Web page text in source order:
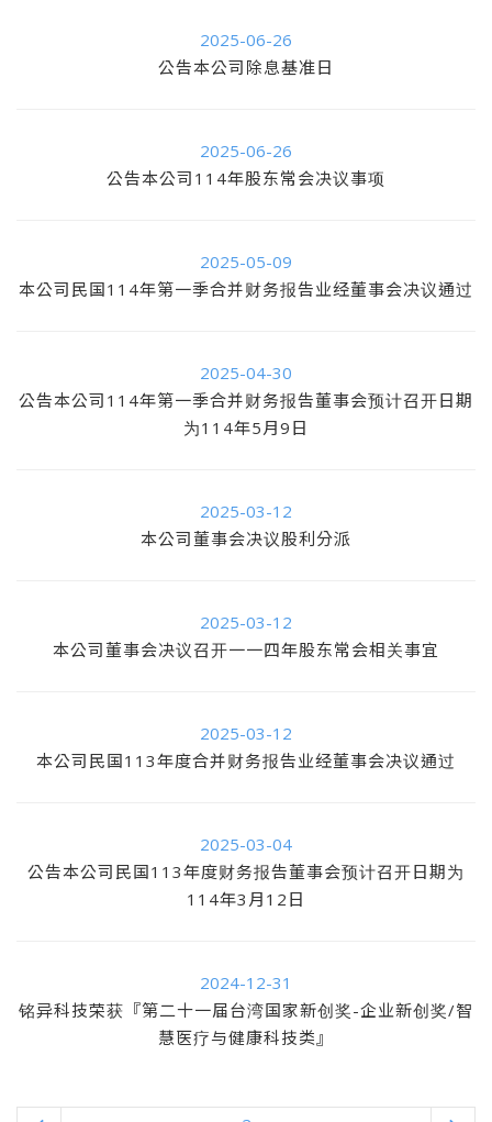
2025-06-26
公告本公司除息基准日
2025-06-26
公告本公司114年股东常会决议事项
2025-05-09
本公司民国114年第一季合并财务报告业经董事会决议通过
2025-04-30
公告本公司114年第一季合并财务报告董事会预计召开日期
为114年5月9日
2025-03-12
本公司董事会决议股利分派
2025-03-12
本公司董事会决议召开一一四年股东常会相关事宜
2025-03-12
本公司民国113年度合并财务报告业经董事会决议通过
2025-03-04
公告本公司民国113年度财务报告董事会预计召开日期为
114年3月12日
2024-12-31
铭异科技荣获『第二十一届台湾国家新创奖-企业新创奖/智
慧医疗与健康科技类』